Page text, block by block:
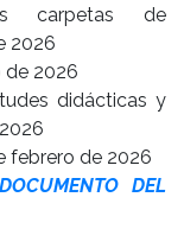
carpetas de
2026
de 2026
didácticas y
febrero de 2026
DEL